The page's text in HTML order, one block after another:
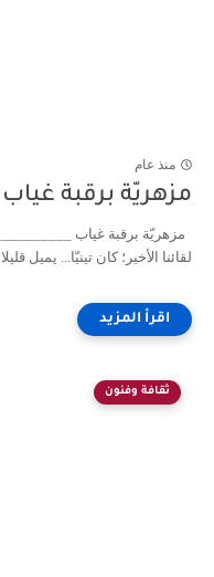
منذ عام
مزهريّة برقبة
مزهريّة برقبة غياب
لقائنا الأخير؛ كان تينيّا... يميل
ثقافة وفنون